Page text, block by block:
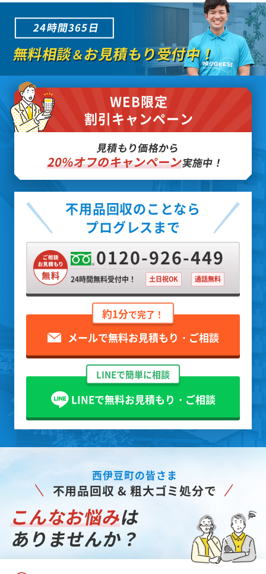
24時間365日
無料相談＆お見積もり受付中！
WEB限定
割引キャンペーン
見積もり価格から
20%オフのキャンペーン実施中！
不用品回収のことなら
プログレスまで
0120-926-449
24時間無料受付中！ 土日祝OK 通話無料
約1分で完了！
メールで無料お見積もり・ご相談
LINEで簡単に相談
LINEで無料お見積もり・ご相談
西伊豆町の皆さま
不用品回収 & 粗大ゴミ処分で
こんなお悩みは
ありませんか？